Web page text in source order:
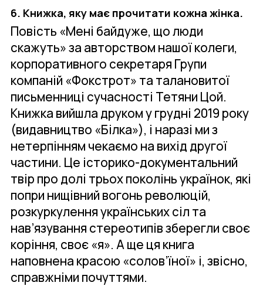
6. Книжка, яку має прочитати кожна жінка.
Повість «Мені байдуже, що люди
скажуть» за авторством нашої колеги,
корпоративного секретаря Групи
компаній «Фокстрот» та талановитої
письменниці сучасності Тетяни Цой.
Книжка вийшла друком у грудні 2019 року
(видавництво «Білка»), і наразі ми з
нетерпінням чекаємо на вихід другої
частини. Це історико-документальний
твір про долі трьох поколінь українок, які
попри нищівний вогонь революцій,
розкуркулення українських сіл та
нав’язування стереотипів зберегли своє
коріння, своє «я». А ще ця книга
наповнена красою «солов’їної» і, звісно,
справжніми почуттями.